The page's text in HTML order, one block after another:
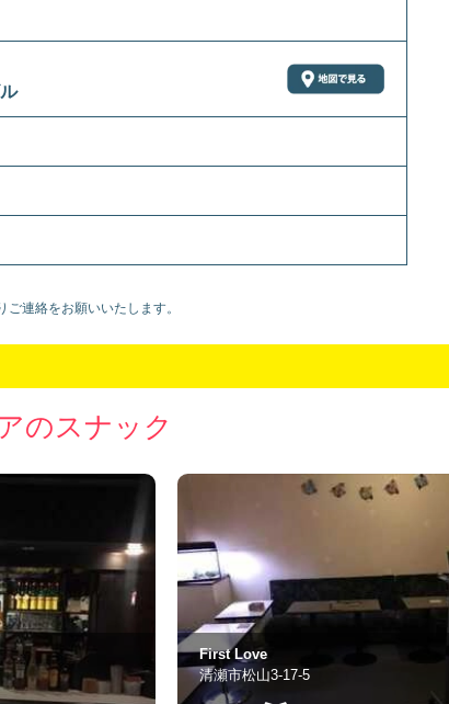
ご連絡をお願いいたします。
のスナック
だれやめ酒場 フクロウ
小平市花小金井1-18-1